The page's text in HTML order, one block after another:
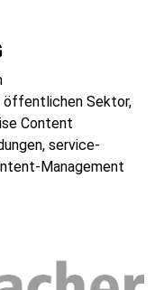
öffentlichen Sektor,
Content
service-
Management